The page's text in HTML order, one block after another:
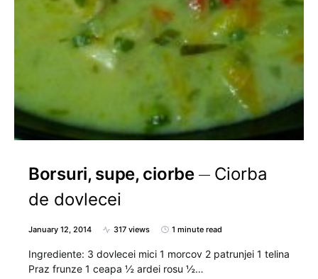
Borsuri, supe, ciorbe
Ciorba
de dovlecei
January 12, 2014 317 views 1 minute read
Ingrediente: 3 dovlecei mici 1 morcov 2 patrunjei 1 telina
Praz frunze 1 ceapa ½ ardei rosu ½…